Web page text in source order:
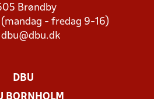
Brøndby
(mandag - fredag 9-16)
dbu@dbu.dk
DBU